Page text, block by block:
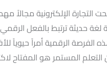
التجارة الإلكترونية
لغة حديثة ترتبط بالفعل
الفرصة الرقمية أمراً حيوياً
المستمر هو المفتاح